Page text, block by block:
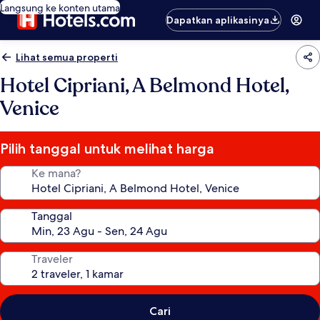
Langsung ke konten utama
Dapatkan aplikasinya
Lihat semua properti
Hotel Cipriani, A Belmond Hotel,
Venice
Pilih tanggal untuk melihat harga
Ke mana?
Tanggal
Traveler
Cari